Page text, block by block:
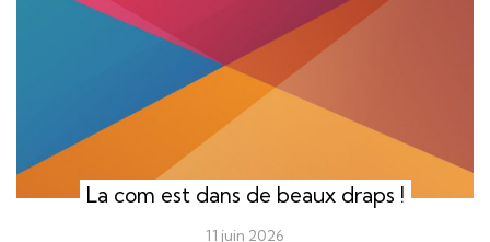
La com est dans de beaux draps !
11 juin 2026